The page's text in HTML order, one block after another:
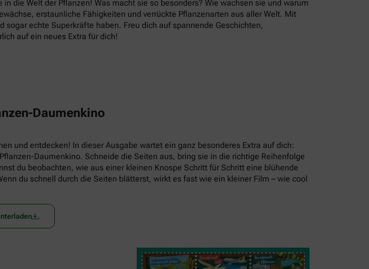
die Welt der Pflanzen! Was macht sie so besonders? Wie wachsen sie und warum
erstaunliche Fähigkeiten und verrückte Pflanzenarten aus aller Welt. Mit
echte Superkräfte haben. Freu dich auf spannende Geschichten,
auf ein neues Extra für dich!
Daumenkino
und entdecken! In dieser Ausgabe wartet ein ganz besonderes Extra auf dich:
Daumenkino. Schneide die Seiten aus, bring sie in die richtige Reihenfolge
du beobachten, wie aus einer kleinen Knospe Schritt für Schritt eine blühende
du schnell durch die Seiten blätterst, wirkt es fast wie ein kleiner Film – wie cool